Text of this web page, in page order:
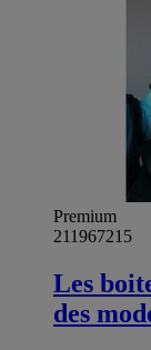
Premium
211967215
Les
des